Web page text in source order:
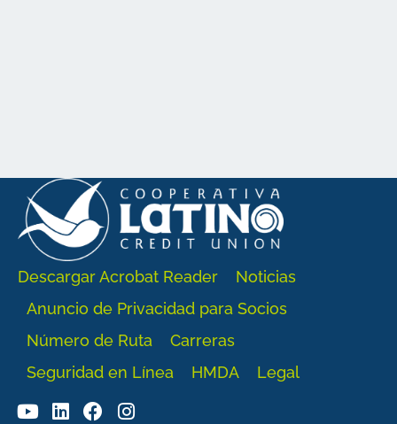
Descargar Acrobat Reader
Noticias
Anuncio de Privacidad para Socios
Número de Ruta
Carreras
Seguridad en Línea
HMDA Legal